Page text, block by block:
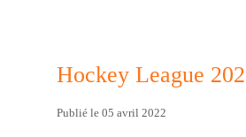
Hockey League
Publié le 05 avril 2022